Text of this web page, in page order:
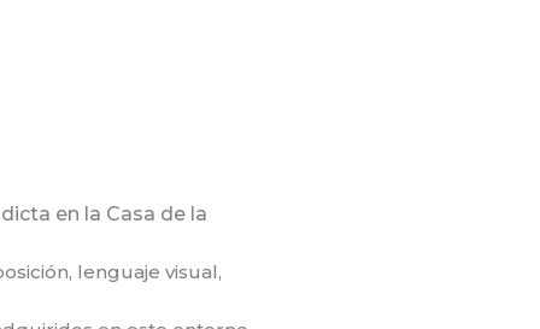
en la Casa de la
lenguaje visual,